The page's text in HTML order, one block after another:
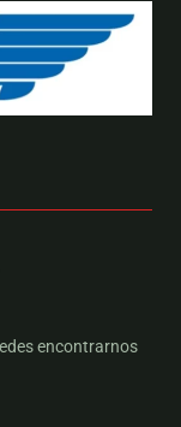
encontrarnos